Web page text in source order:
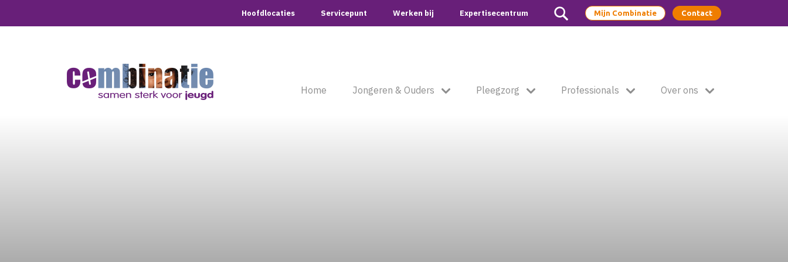
Hoofdlocaties Servicepunt Werken bij Expertisecentrum Mijn Combinatie Contact
Home Jongeren & Ouders Pleegzorg Professionals Over ons